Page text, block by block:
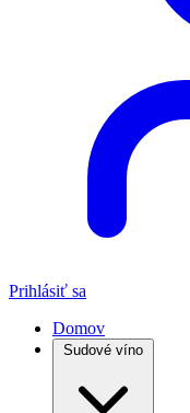
Prihlásiť sa
Domov
Sudové víno